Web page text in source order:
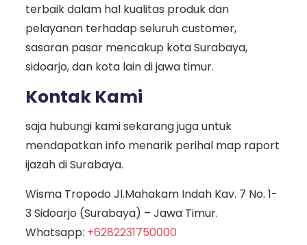
terbaik dalam hal kualitas produk dan
pelayanan terhadap seluruh customer,
sasaran pasar mencakup kota Surabaya,
sidoarjo, dan kota lain di jawa timur.
Kontak Kami
saja hubungi kami sekarang juga untuk
mendapatkan info menarik perihal map raport
ijazah di Surabaya.
Wisma Tropodo Jl.Mahakam Indah Kav. 7 No. 1-
3 Sidoarjo (Surabaya) – Jawa Timur.
Whatsapp: +6282231750000